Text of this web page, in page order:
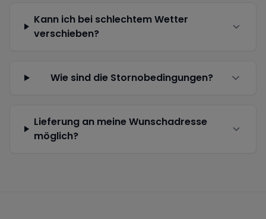
Kann ich bei schlechtem Wetter
verschieben?
Wie sind die Stornobedingungen?
Lieferung an meine Wunschadresse
möglich?